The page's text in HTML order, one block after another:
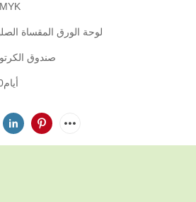
لوحة الورق المقساة
صندوق
أيام20